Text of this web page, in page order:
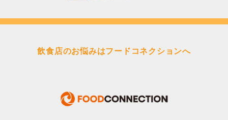
飲食店のお悩みはフードコネクションへ